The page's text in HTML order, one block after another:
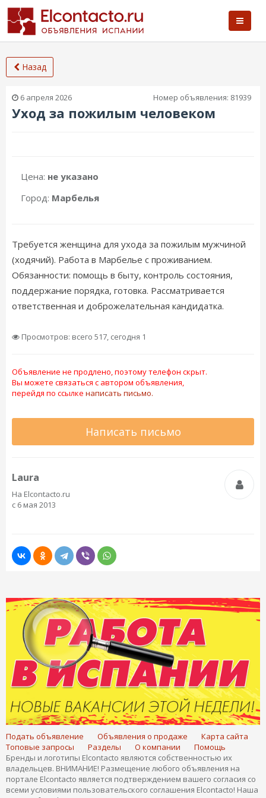
Назад
6 апреля 2026 Номер объявления: 81939
Уход за пожилым человеком
Цена: не указано
Город: Марбелья
Требуется женщина для ухода за пожилым мужчиной
(ходячий). Работа в Марбелье с проживанием.
Обязанности: помощь в быту, контроль состояния,
поддержание порядка, готовка. Рассматривается
ответственная и доброжелательная кандидатка.
Просмотров: всего 517, сегодня 1
Объявление не продлено, поэтому телефон скрыт.
Вы можете связаться с автором объявления,
перейдя по ссылке написать письмо.
Написать письмо
Laura
На Elcontacto.ru
с 6 мая 2013
Подать объявление Объявления о продаже
Карта сайта
Топовые запросы
Разделы О компании
Помощь
Бренды и логотипы Elcontacto являются собственностью их
владельцев. ВНИМАНИЕ! Размещение любого объявления на
портале Elcontacto является подтверждением вашего согласия со
всеми условиями пользовательского соглашения Elcontacto! Наша